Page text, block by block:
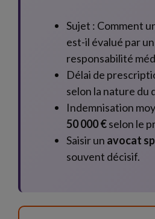
Sujet : Comment
est-il évalué par
responsabilité
Délai de
selon la nature du
Indemnisation
50 000 €selon le
Saisir un avocat
souvent décisif.